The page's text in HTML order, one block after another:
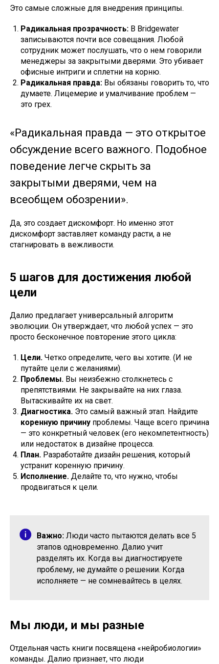
Это самые сложные для внедрения принципы.
Радикальная прозрачность: В Bridgewater
записываются почти все совещания. Любой
сотрудник может послушать, что о нем говорили
менеджеры за закрытыми дверями. Это убивает
офисные интриги и сплетни на корню.
Радикальная правда: Вы обязаны говорить то, что
думаете. Лицемерие и умалчивание проблем —
это грех.
«Радикальная правда — это открытое
обсуждение всего важного. Подобное
поведение легче скрыть за
закрытыми дверями, чем на
всеобщем обозрении».
Да, это создает дискомфорт. Но именно этот
дискомфорт заставляет команду расти, а не
стагнировать в вежливости.
5 шагов для достижения любой
цели
Далио предлагает универсальный алгоритм
эволюции. Он утверждает, что любой успех — это
просто бесконечное повторение этого цикла:
Цели. Четко определите, чего вы хотите. (И не
путайте цели с желаниями).
Проблемы. Вы неизбежно столкнетесь с
препятствиями. Не закрывайте на них глаза.
Вытаскивайте их на свет.
Диагностика. Это самый важный этап. Найдите
коренную причину проблемы. Чаще всего причина
— это конкретный человек (его некомпетентность)
или недостаток в дизайне процесса.
План. Разработайте дизайн решения, который
устранит коренную причину.
Исполнение. Делайте то, что нужно, чтобы
продвигаться к цели.
Важно: Люди часто пытаются делать все 5
этапов одновременно. Далио учит
разделять их. Когда вы диагностируете
проблему, не думайте о решении. Когда
исполняете — не сомневайтесь в целях.
Мы люди, и мы разные
Отдельная часть книги посвящена «нейробиологии»
команды. Далио признает, что люди